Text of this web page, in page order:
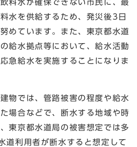
料水が確保できない市民に、最
水を供給するため、発災後3日
めています。また、東京都水道
給水拠点等において、給水活動
急給水を実施することになりま
物では、管路被害の程度や給水
場合などで、断水する地域や時
東京都水道局の被害想定では多
道利用者が断水すると想定して